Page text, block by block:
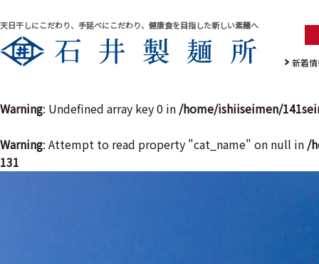
天日干しにこだわり、手延べにこだわり、健康食を目指した新しい素麺へ
新着
Warning: Undefined array key 0 in /home/ishiiseimen/
Warning: Attempt to read property "cat_name" on null in /
131